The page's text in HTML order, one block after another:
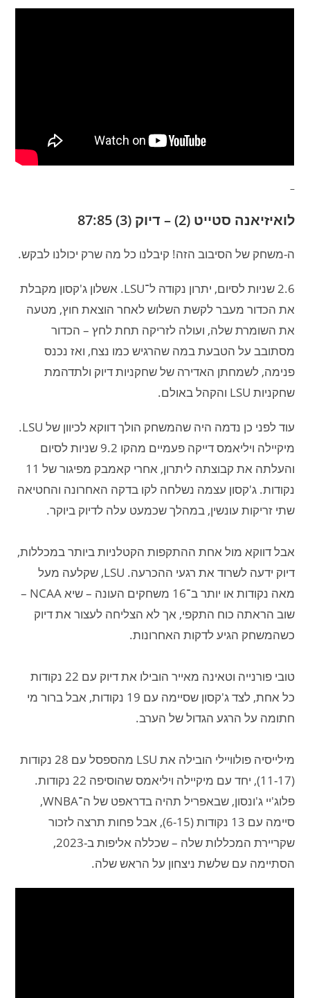
–
לואיזיאנה סטייט (2) – דיוק (3) 87:85
ה-משחק של הסיבוב הזה! קיבלנו כל מה שרק יכולנו לבקש.
2.6 שניות לסיום, יתרון נקודה ל־LSU. אשלון ג'קסון מקבלת
את הכדור מעבר לקשת השלוש לאחר הוצאת חוץ, מטעה
את השומרת שלה, ועולה לזריקה תחת לחץ – הכדור
מסתובב על הטבעת במה שהרגיש כמו נצח, ואז נכנס
פנימה, לשמחתן האדירה של שחקניות דיוק ולתדהמת
שחקניות LSU והקהל באולם.
עוד לפני כן נדמה היה שהמשחק הולך דווקא לכיוון של LSU.
מיקיילה ויליאמס דייקה פעמיים מהקו 9.2 שניות לסיום
והעלתה את קבוצתה ליתרון, אחרי קאמבק מפיגור של 11
נקודות. ג'קסון עצמה נשלחה לקו בדקה האחרונה והחטיאה
שתי זריקות עונשין, במהלך שכמעט עלה לדיוק ביוקר.
אבל דווקא מול אחת ההתקפות הקטלניות ביותר במכללות,
דיוק ידעה לשרוד את רגעי ההכרעה. LSU, שקלעה מעל
מאה נקודות או יותר ב־16 משחקים העונה – שיא NCAA –
שוב הראתה כוח התקפי, אך לא הצליחה לעצור את דיוק
כשהמשחק הגיע לדקות האחרונות.
טובי פורנייה וטאינה מאייר הובילו את דיוק עם 22 נקודות
כל אחת, לצד ג'קסון שסיימה עם 19 נקודות, אבל ברור מי
חתומה על הרגע הגדול של הערב.
מילייסיה פולוויילי הובילה את LSU מהספסל עם 28 נקודות
(11-17), יחד עם מיקיילה ויליאמס שהוסיפה 22 נקודות.
פלוג'יי ג'ונסון, שבאפריל תהיה בדראפט של ה־WNBA,
סיימה עם 13 נקודות (6-15), אבל פחות תרצה לזכור
שקריירת המכללות שלה – שכללה אליפות ב-2023,
הסתיימה עם שלשת ניצחון על הראש שלה.